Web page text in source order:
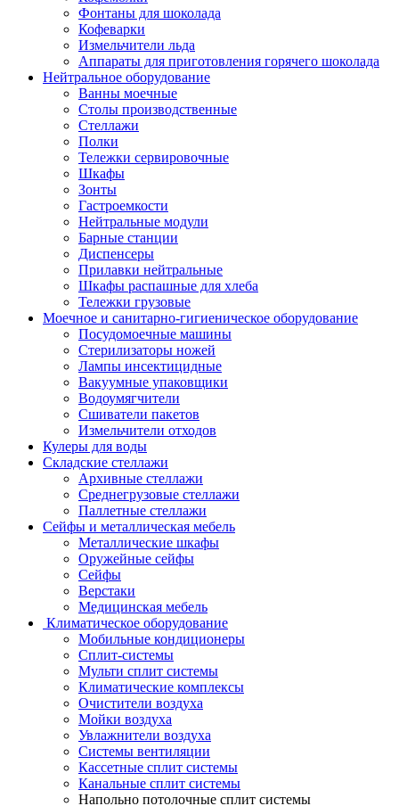
Фонтаны для шоколада
Кофеварки
Измельчители льда
Аппараты для приготовления горячего шоколада
Нейтральное оборудование
Ванны моечные
Столы производственные
Стеллажи
Полки
Тележки сервировочные
Шкафы
Зонты
Гастроемкости
Нейтральные модули
Барные станции
Диспенсеры
Прилавки нейтральные
Шкафы распашные для хлеба
Тележки грузовые
Моечное и санитарно-гигиеническое оборудование
Посудомоечные машины
Стерилизаторы ножей
Лампы инсектицидные
Вакуумные упаковщики
Водоумягчители
Сшиватели пакетов
Измельчители отходов
Кулеры для воды
Складские стеллажи
Архивные стеллажи
Среднегрузовые стеллажи
Паллетные стеллажи
Сейфы и металлическая мебель
Металлические шкафы
Оружейные сейфы
Сейфы
Верстаки
Медицинская мебель
Климатическое оборудование
Мобильные кондиционеры
Сплит-системы
Мульти сплит системы
Климатические комплексы
Очистители воздуха
Мойки воздуха
Увлажнители воздуха
Системы вентиляции
Кассетные сплит системы
Канальные сплит системы
Напольно потолочные сплит системы